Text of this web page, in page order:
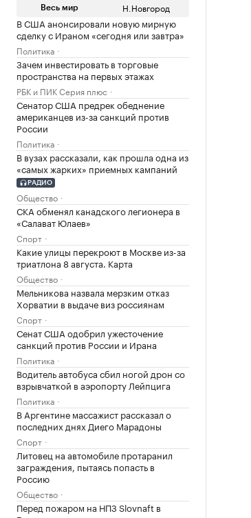
Весь мир Н.Новгород
В США анонсировали новую мирную
сделку с Ираном «сегодня или завтра»
Политика
Зачем инвестировать в торговые
пространства на первых этажах
РБК и ПИК Серия плюс
Сенатор США предрек обеднение
американцев из-за санкций против
России
Политика
В вузах рассказали, как прошла одна из
«самых жарких» приемных кампаний
РАДИО
Общество
СКА обменял канадского легионера в
«Салават Юлаев»
Спорт
Какие улицы перекроют в Москве из-за
триатлона 8 августа. Карта
Общество
Мельникова назвала мерзким отказ
Хорватии в выдаче виз россиянам
Спорт
Сенат США одобрил ужесточение
санкций против России и Ирана
Политика
Водитель автобуса сбил ногой дрон со
взрывчаткой в аэропорту Лейпцига
Политика
В Аргентине массажист рассказал о
последних днях Диего Марадоны
Спорт
Литовец на автомобиле протаранил
заграждения, пытаясь попасть в
Россию
Общество
Перед пожаром на НПЗ Slovnaft в